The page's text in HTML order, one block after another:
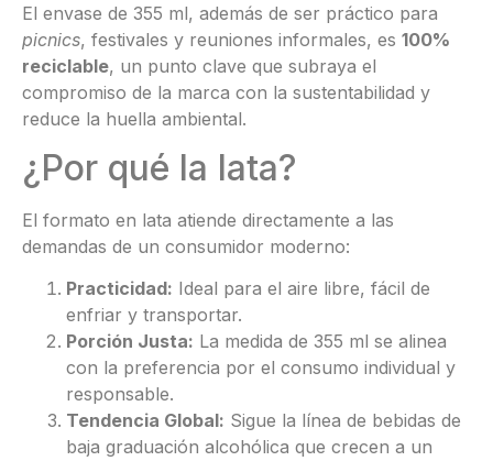
El envase de 355 ml, además de ser práctico para
picnics, festivales y reuniones informales, es 100%
reciclable, un punto clave que subraya el
compromiso de la marca con la sustentabilidad y
reduce la huella ambiental.
¿Por qué la lata?
El formato en lata atiende directamente a las
demandas de un consumidor moderno:
Practicidad: Ideal para el aire libre, fácil de
enfriar y transportar.
Porción Justa: La medida de 355 ml se alinea
con la preferencia por el consumo individual y
responsable.
Tendencia Global: Sigue la línea de bebidas de
baja graduación alcohólica que crecen a un